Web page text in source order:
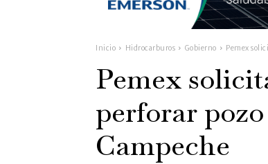
Inicio Hidrocarburos Gobierno Pemex
Pemex
perforar
Campeche